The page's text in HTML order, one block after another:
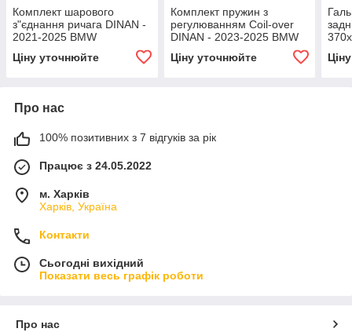
Комплект шарового
з"єднання ричага DINAN -
2021-2025 BMW
Ціну уточнюйте
Комплект пружин з
регулюванням Coil-over
DINAN - 2023-2025 BMW
Ціну уточнюйте
M2/
Про нас
100% позитивних з 7 відгуків за рік
Працює з 24.05.2022
м. Харків
Харків, Україна
Контакти
Сьогодні вихідний
Показати весь графік роботи
Про нас